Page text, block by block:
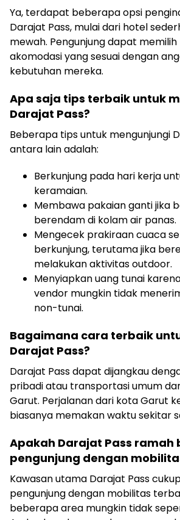
Ya, terdapat beberapa opsi
Darajat Pass, mulai dari hotel
mewah. Pengunjung dapat
akomodasi yang sesuai dengan
kebutuhan mereka.
Apa saja tips terbaik untuk
Darajat Pass?
Beberapa tips untuk mengunjungi
antara lain adalah:
Berkunjung pada hari kerja
keramaian.
Membawa pakaian ganti jika
berendam di kolam air panas.
Mengecek prakiraan cuaca
berkunjung, terutama jika
melakukan aktivitas outdoor.
Menyiapkan uang tunai
vendor mungkin tidak
non-tunai.
Bagaimana cara terbaik
Darajat Pass?
Darajat Pass dapat dijangkau
pribadi atau transportasi umum
Garut. Perjalanan dari kota Garut
biasanya memakan waktu sekitar
Apakah Darajat Pass ramah
pengunjung dengan
Kawasan utama Darajat Pass
pengunjung dengan mobilitas
beberapa area mungkin tidak